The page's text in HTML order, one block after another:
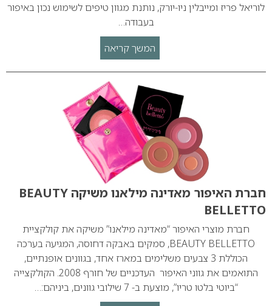
לוריאל פריז ומייבלין ניו-יורק, נותנת מגוון טיפים לשימוש נכון באיפור
בעבודה…
המשך קריאה
חברת האיפור מאדינה מילאנו משיקה BEAUTY
BELLETTO
חברת מוצרי האיפור “מאדינה מילאנו” משיקה את קולקציית
BEAUTY BELLETTO, סמקים באבקה דחוסה, המגיעה בערכה
הכוללת 3 צבעים משלימים במארז אחד, בגוונים אופנתיים,
התואמים את גווני האיפור העדכניים של חורף 2008. הקולקצייה
“ביוטי בלטו טריו”, מוצעת ב- 7 שילובי גוונים, ביניהם:…